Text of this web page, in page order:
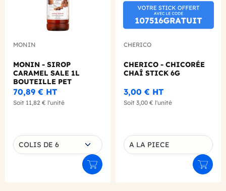
MONIN
MONIN - SIROP
CARAMEL SALE 1L
BOUTEILLE PET
70,89 € HT
Soit 11,82 € l'unité
Choisissez une déclinaison
COLIS DE 6
Ajouter au panier
CHERICO
CHERICO - CHICORÉE
CHAÎ STICK 6G
3,00 € HT
Soit 3,00 € l'unité
Déclinaison du produit
A LA PIECE